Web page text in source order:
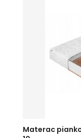
Materac